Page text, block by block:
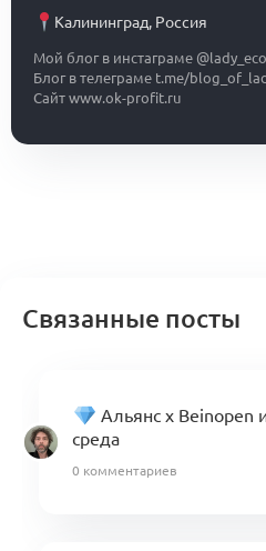
Калининград, Россия
Мой блог в инстаграме
Блог в телеграме t.me/
Сайт www.ok-profit.ru
Связанные посты
Альянс x Beinopen
среда
0 комментариев